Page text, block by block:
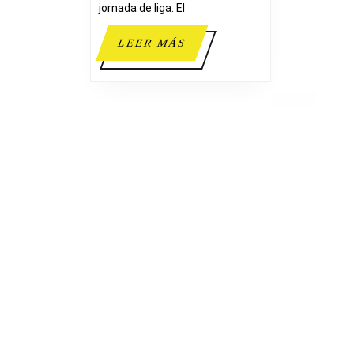
jornada de liga. El
LEER MÁSLEER
MÁS